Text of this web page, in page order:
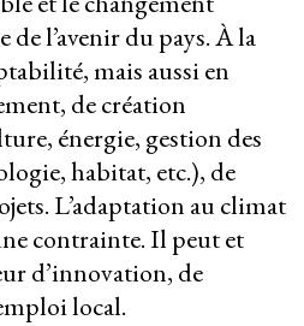
l’avenir du pays. À la
mais aussi en
de création
énergie, gestion des
habitat, etc.), de
L’adaptation au climat
contrainte. Il peut et
d’innovation, de
local.